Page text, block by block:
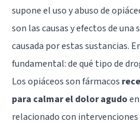
supone el uso y abuso de
son las causas y efectos de
causada por estas sustancias.
fundamental: de qué tipo de
Los opiáceos son fármacos
para calmar el dolor agudo
relacionado con